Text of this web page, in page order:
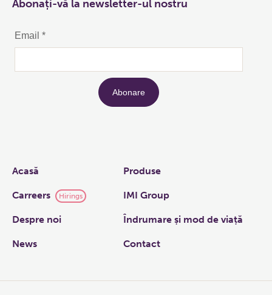
Links
Acasă Produse
Carreers Hirings IMI Group
Despre noi Îndrumare și mod de viață
News Contact
Abonați-vă la newsletter-ul nostru